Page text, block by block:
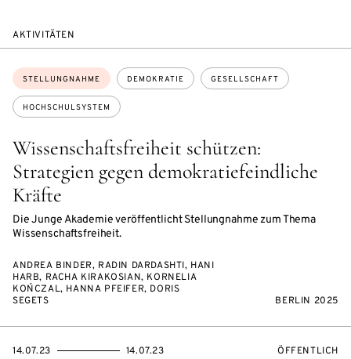
AKTIVITÄTEN
Wissenschaftsfreiheit schützen:
Strategien gegen demokratiefeindliche
Kräfte
Die Junge Akademie veröffentlicht Stellungnahme zum Thema
Wissenschaftsfreiheit.
Themen:
STELLUNGNAHME DEMOKRATIE GESELLSCHAFT
HOCHSCHULSYSTEM
ANDREA BINDER, RADIN DARDASHTI, HANI
HARB, RACHA KIRAKOSIAN, KORNELIA
KOŃCZAL, HANNA PFEIFER, DORIS
SEGETS
BERLIN 2025
EVENTBEGINSON
14.07.23
EVENTENDSON 14.07.23 ÖFFENTLICH